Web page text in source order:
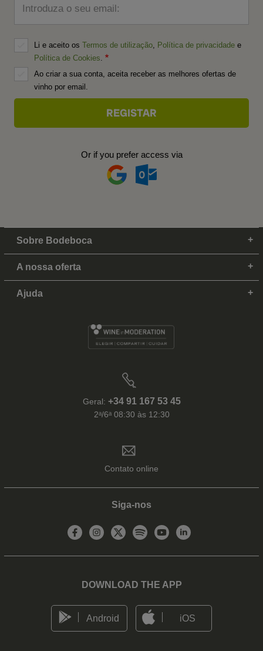
Introduza o seu email:
Li e aceito os Termos de utilização Política de privacidade e
Política de Cookies
Ao criar a sua conta, aceita receber as melhores ofertas de
vinho por email.
Or if you prefer access via
Sobre Bodeboca
A nossa oferta
Ajuda
Geral: +34 91 167 53 45
2ᵃ/6ᵃ 08:30 às 12:30
Contato online
Siga-nos
DOWNLOAD THE APP
Android iOS